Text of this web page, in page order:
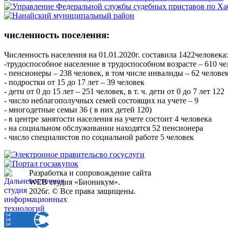
численность поселения:
Численность населения на 01.01.2020г. составила 1422человека:
-трудоспособное население в трудоспособном возрасте – 610
- пенсионеры – 238 человек, в том числе инвалиды – 62
- подростки от 15 до 17 лет – 39 человек
- дети от 0 до 15 лет – 251 человек, в т. ч. дети от 0 до 7 лет 122
- число неблагополучных семей состоящих на учете – 9
- многодетные семьи 36 ( в них детей 120)
- в центре занятости населения на учете состоит 4 человека
- на социальном обслуживании находятся 52 пенсионера
- число специалистов по социальной работе 5 человек
Разработка и сопровождение сайта
WEB студия «Бионикум».
2026г. © Все права защищены.